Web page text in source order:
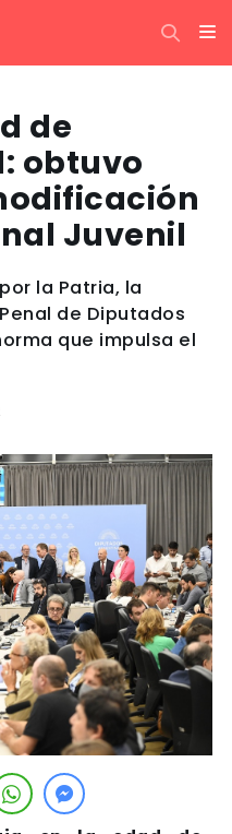
de
obtuvo
Juvenil
la Patria, la
de Diputados
que impulsa el